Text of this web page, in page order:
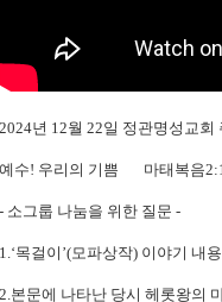
2024년 12월 22일 정관명성교
예수! 우리의 기쁨 마태복음
- 소그룹 나눔을 위한 질문 -
1.‘목걸이’(모파상작) 이야기 내
2.본문에 나타난 당시 헤롯왕의